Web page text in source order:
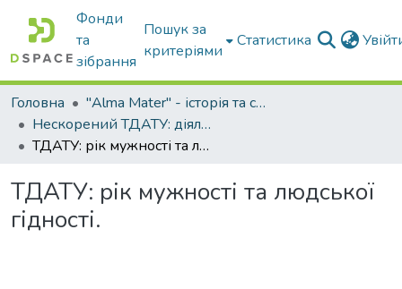
Фонди
та
зібрання
Пошук за
критеріями
Статистика
Головна
"Alma Mater" - історія та сьогодення Університету
Нескорений ТДАТУ: діяльність в умовах війни 2022...
ТДАТУ: рік мужності та людської гідності.
ТДАТУ: рік мужності та людської
гідності.